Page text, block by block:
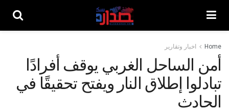
Home اخبار وتقارير
أمن الساحل الغربي يوقف أفرادًا
تبادلوا إطلاق النار ويفتح تحقيقًا في
الحادث